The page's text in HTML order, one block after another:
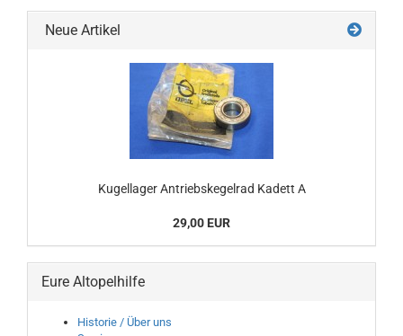
Neue Artikel
Kugellager Antriebskegelrad Kadett A
29,00 EUR
Eure Altopelhilfe
Historie / Über uns